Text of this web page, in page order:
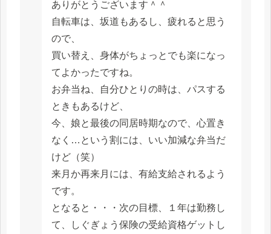
ありがとうございます＾＾
自転車は、坂道もあるし、疲れると思う
ので、
買い替え、身体がちょっとでも楽になっ
てよかったですね。
お弁当ね、自分ひとりの時は、パスする
ときもあるけど、
今、娘と最後の同居時期なので、心置き
なく…という割には、いい加減な弁当だ
けど（笑）
来月か再来月には、有給支給されるよう
です。
となると・・・次の目標、１年は勤務し
て、しぐぎょう保険の受給資格ゲットし